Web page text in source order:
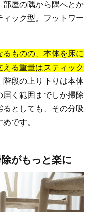
屋の隅から隅へとか
ック型。フットワー
ものの、本体を床に
る重量はスティック
階段の上り下りは本体
く範囲までしか掃除
としても、その分吸
です。
がもっと楽に